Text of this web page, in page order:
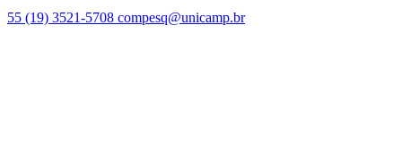
55 (19) 3521-5708 compesq@unicamp.br